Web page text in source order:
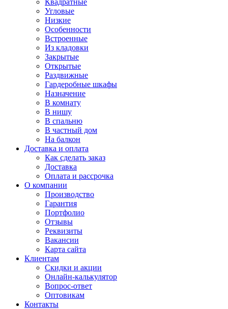
Квадратные
Угловые
Низкие
Особенности
Встроенные
Из кладовки
Закрытые
Открытые
Раздвижные
Гардеробные шкафы
Назначение
В комнату
В нишу
В спальню
В частный дом
На балкон
Доставка и оплата
Как сделать заказ
Доставка
Оплата и рассрочка
О компании
Производство
Гарантия
Портфолио
Отзывы
Реквизиты
Вакансии
Карта сайта
Клиентам
Скидки и акции
Онлайн-калькулятор
Вопрос-ответ
Оптовикам
Контакты